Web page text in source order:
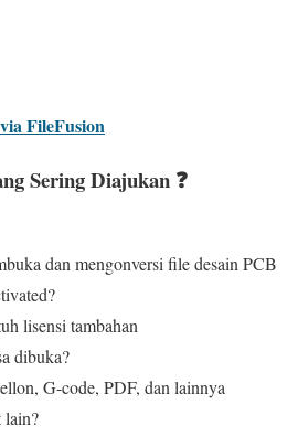
FileFusion
Sering Diajukan ❓
dan mengonversi file desain PCB
lisensi tambahan
dibuka?
G-code, PDF, dan lainnya
lain?